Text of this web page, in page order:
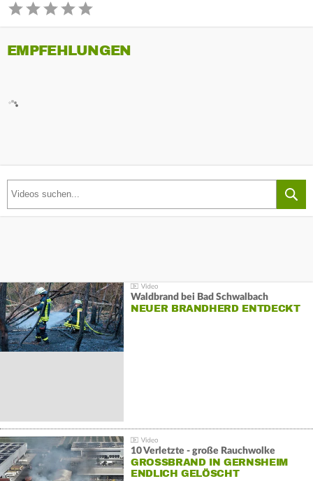
EMPFEHLUNGEN
Waldbrand bei Bad Schwalbach
NEUER BRANDHERD ENTDECKT
10 Verletzte - große Rauchwolke
GROSSBRAND IN GERNSHEIM E
NDLICH GELÖSCHT